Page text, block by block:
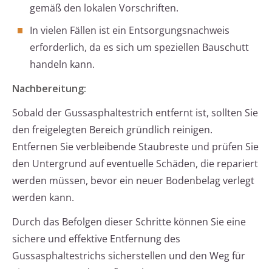
gemäß den lokalen Vorschriften.
In vielen Fällen ist ein Entsorgungsnachweis
erforderlich, da es sich um speziellen Bauschutt
handeln kann.
Nachbereitung:
Sobald der Gussasphaltestrich entfernt ist, sollten Sie
den freigelegten Bereich gründlich reinigen.
Entfernen Sie verbleibende Staubreste und prüfen Sie
den Untergrund auf eventuelle Schäden, die repariert
werden müssen, bevor ein neuer Bodenbelag verlegt
werden kann.
Durch das Befolgen dieser Schritte können Sie eine
sichere und effektive Entfernung des
Gussasphaltestrichs sicherstellen und den Weg für